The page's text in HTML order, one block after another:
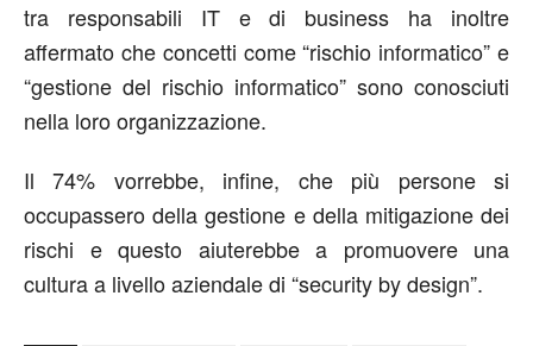
tra responsabili IT e di business ha inoltre
affermato che concetti come “rischio informatico” e
“gestione del rischio informatico” sono conosciuti
nella loro organizzazione.
Il 74% vorrebbe, infine, che più persone si
occupassero della gestione e della mitigazione dei
rischi e questo aiuterebbe a promuovere una
cultura a livello aziendale di “security by design”.